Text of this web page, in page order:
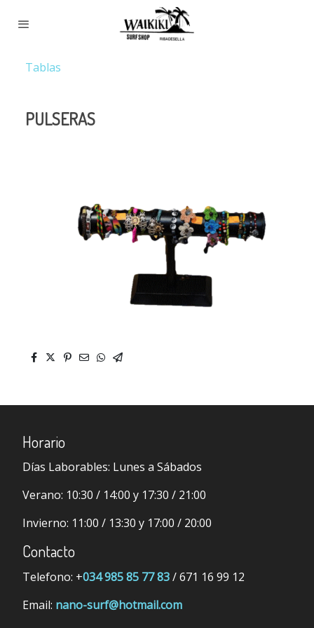
Tablas
PULSERAS
Horario
Días Laborables: Lunes a Sábados
Verano: 10:30 / 14:00 y 17:30 / 21:00
Invierno: 11:00 / 13:30 y 17:00 / 20:00
Contacto
Telefono: +034 985 85 77 83/ 671 16 99 12
Email: nano-surf@hotmail.com